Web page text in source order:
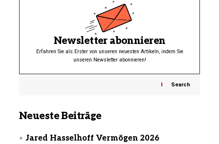
Newsletter abonnieren
Erfahren Sie als Erster von unseren neuesten Artikeln, indem Sie
unseren Newsletter abonnieren!
Search
Neueste Beiträge
Jared Hasselhoff Vermögen 2026